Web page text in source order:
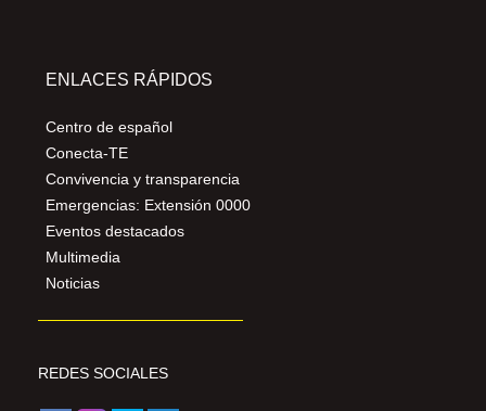
ENLACES RÁPIDOS
Centro de español
Conecta-TE
Convivencia y transparencia
Emergencias: Extensión 0000
Eventos destacados
Multimedia
Noticias
REDES SOCIALES